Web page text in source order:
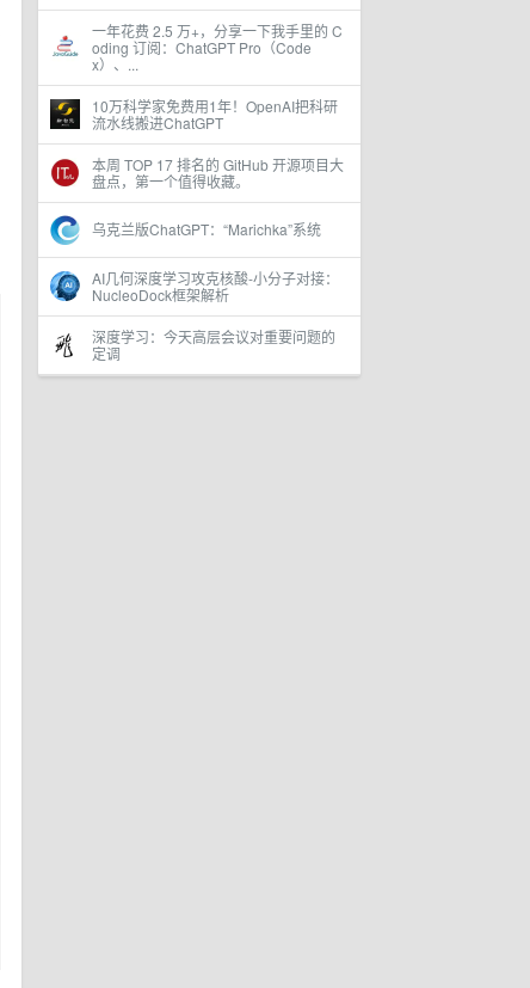
一年花费 2.5 万+，分享一下我手里的 C
oding 订阅：ChatGPT Pro（Code
x）、...
10万科学家免费用1年！OpenAI把科研
流水线搬进ChatGPT
本周 TOP 17 排名的 GitHub 开源项目大
盘点，第一个值得收藏。
乌克兰版ChatGPT：“Marichka”系统
AI几何深度学习攻克核酸-小分子对接：
NucleoDock框架解析
深度学习：今天高层会议对重要问题的
定调